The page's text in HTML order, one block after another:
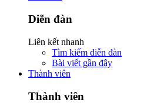
Diễn đàn
Liên kết nhanh
Tìm kiếm diễn đàn
Bài viết gần đây
Thành viên
Thành viên